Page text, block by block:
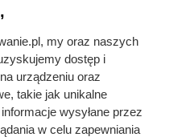
my oraz naszych
dostęp i
urządzeniu oraz
takie jak unikalne
wysyłane przez
w celu zapewniania